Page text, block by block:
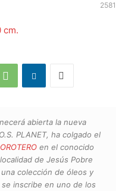
2581
abierta la nueva
PLANET, ha colgado el
en el conocido
de Jesús Pobre
colección de óleos y
inscribe en uno de los